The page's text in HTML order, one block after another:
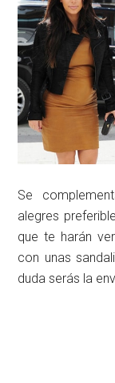
Se
alegres
que te harán
con unas
duda serás la